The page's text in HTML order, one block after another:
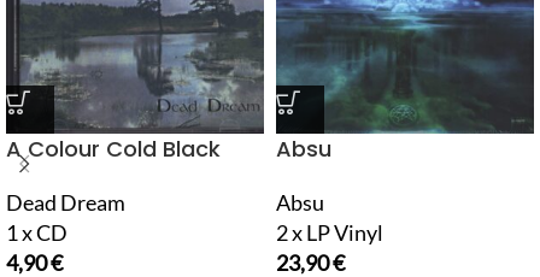
A Colour Cold Black
Dead Dream
1 x CD
4,90€
Absu
Absu
2 x LP Vinyl
23,90€